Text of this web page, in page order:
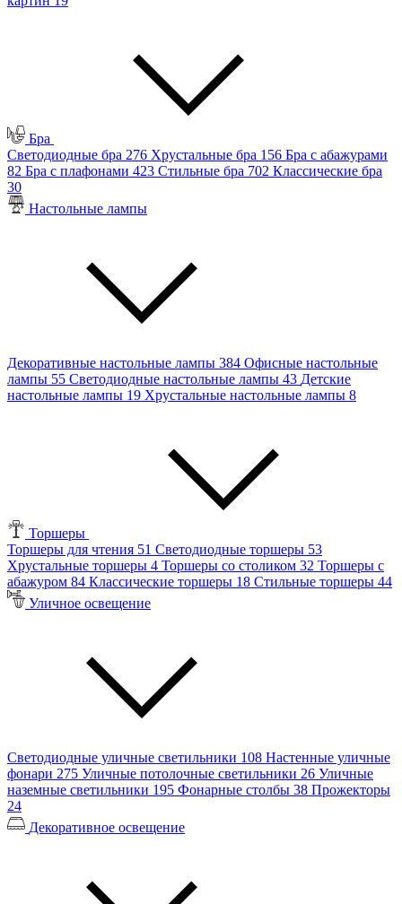
Бра
Светодиодные бра 276 Хрустальные бра 156 Бра с абажурами
82 Бра с плафонами 423 Стильные бра 702 Классические бра
30
Настольные лампы
Декоративные настольные лампы 384 Офисные настольные
лампы 55 Светодиодные настольные лампы 43 Детские
настольные лампы 19 Хрустальные настольные лампы 8
Торшеры
Торшеры для чтения 51 Светодиодные торшеры 53
Хрустальные торшеры 4 Торшеры со столиком 32 Торшеры с
абажуром 84 Классические торшеры 18 Стильные торшеры 44
Уличное освещение
Светодиодные уличные светильники 108 Настенные уличные
фонари 275 Уличные потолочные светильники 26 Уличные
наземные светильники 195 Фонарные столбы 38 Прожекторы
24
Декоративное освещение